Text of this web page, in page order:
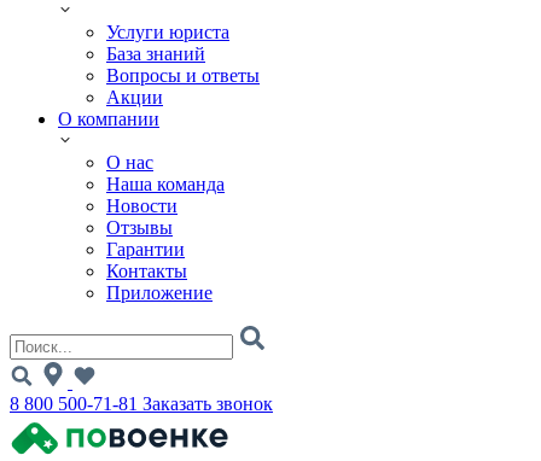
Услуги юриста
База знаний
Вопросы и ответы
Акции
О компании
О нас
Наша команда
Новости
Отзывы
Гарантии
Контакты
Приложение
8 800 500-71-81 Заказать звонок